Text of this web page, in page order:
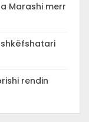
Marashi merr
rendin